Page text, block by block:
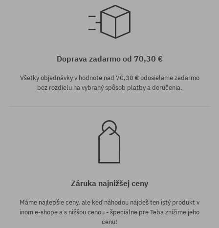
Doprava zadarmo od 70,30 €
Všetky objednávky v hodnote nad 70,30 € odosielame zadarmo
bez rozdielu na vybraný spôsob platby a doručenia.
Záruka najnižšej ceny
Máme najlepšie ceny, ale keď náhodou nájdeš ten istý produkt v
inom e-shope a s nižšou cenou - špeciálne pre Teba znížime jeho
cenu!